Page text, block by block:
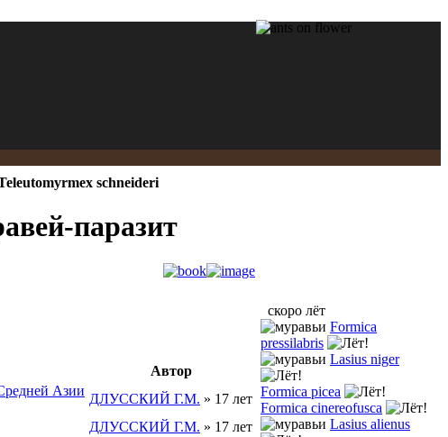
schneideri
паразит
Автор
Азии
ДЛУССКИЙ Г.М. » 17 лет
ДЛУССКИЙ Г.М. » 17 лет
скоро лёт
Formica
pressilabris
Lasius niger
Formica picea
Formica cinereofusca
Lasius alienus